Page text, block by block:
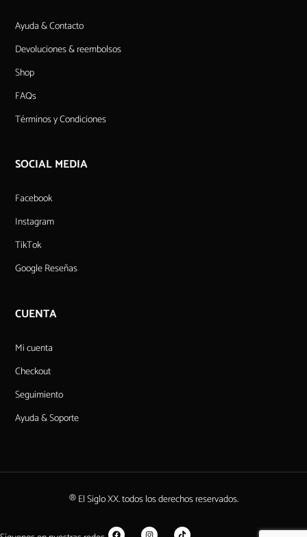
Ayuda & Contacto
Devoluciones & reembolsos
Shop
FAQs
Términos y Condiciones
SOCIAL MEDIA
Facebook
Instagram
TikTok
Google Reseñas
CUENTA
Mi cuenta
Checkout
Seguimiento
Ayuda & Soporte
® El Siglo XX. todos los derechos reservados.